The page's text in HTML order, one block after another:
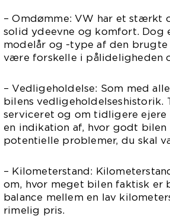
– Omdømme: VW har et stærkt
solid ydeevne og komfort.
modelår og -type af den brugte
være forskelle i pålideligheden
– Vedligeholdelse: Som med
bilens
serviceret og om tidligere
en indikation af, hvor godt
potentielle problemer, du skal
– Kilometerstand:
om, hvor meget bilen faktisk
balance mellem en lav
rimelig pris.